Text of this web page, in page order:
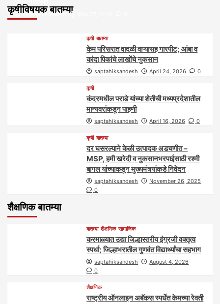
कृषीविषयक बातम्या
saptahiksandesh
कृषी बातम्या
केम परिसरात वादळी वाऱ्यासह गारपीट; आंबा व
कांदा पिकांचे लाखोंचे नुकसान
saptahiksandesh April 24, 2026 0
कृषी
कंदरमधील पराडे यांच्या शेतीची मध्यप्रदेशातील
मान्यवरांकडून पाहणी
saptahiksandesh April 16, 2026 0
कृषी बातम्या
दर घसरल्याने केळी उत्पादक अडचणीत –
MSP, हमी खरेदी व नुकसानभरपाईसाठी रश्मी
बागल यांच्याकडून मुख्यमंत्र्यांकडे निवेदन
saptahiksandesh
November 26, 2025
0
शैक्षणिक बातम्या
बातम्या शैक्षणिक सामाजिक
करमाळ्यात उद्या जिल्हास्तरीय इंग्रजी वक्तृत्व
स्पर्धा; जिल्हाभरातील गुणवंत विद्यार्थ्यांचा सहभाग
saptahiksandesh
August 4, 2026
0
शैक्षणिक
राष्ट्रीय ऑनलाइन अबॅकस स्पर्धेत केमच्या रेवती